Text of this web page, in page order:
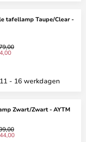
tafellamp Taupe/Clear -
- 16 werkdagen
Zwart/Zwart - AYTM